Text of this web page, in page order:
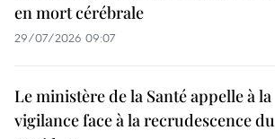
en mort cérébrale
29/07/2026 09:07
Le ministère de la Santé appelle à la
vigilance face à la recrudescence du